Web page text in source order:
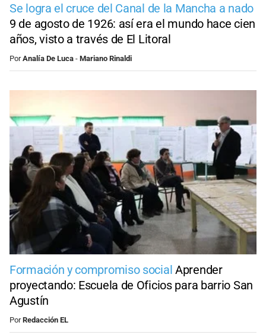
Se logra el cruce del Canal de la Mancha a nado
9 de agosto de 1926: así era el mundo hace cien
años, visto a través de El Litoral
PorAnalía De Luca - Mariano Rinaldi
Formación y compromiso social Aprender
proyectando: Escuela de Oficios para barrio San
Agustín
PorRedacción EL